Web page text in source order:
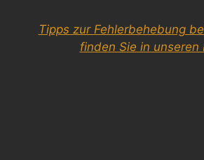
Tipps zur Fehlerbehebung
finden Sie in unseren